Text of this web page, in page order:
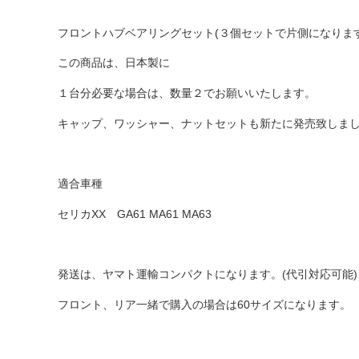
エンジンパーツ 1JZ-GTE JZA70
エンジンパーツ 1G-GTEU GA70 GA70H
エンジンパーツ 1G-GEU GA70
エンジンパーツ 1G-EU GA70
フロントハブベアリングセット(３個セットで片側になりま
この商品は、日本製に
１台分必要な場合は、数量２でお願いいたします。
キャップ、ワッシャー、ナットセットも新たに発売致しまし
適合車種
セリカXX GA61 MA61 MA63
発送は、ヤマト運輸コンパクトになります。(代引対応可能)
フロント、リア一緒で購入の場合は60サイズになります。